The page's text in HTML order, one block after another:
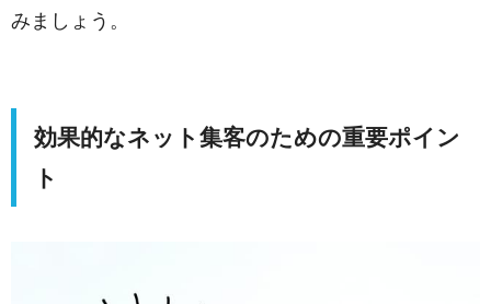
みましょう。
効果的なネット集客のための重要ポイン
ト